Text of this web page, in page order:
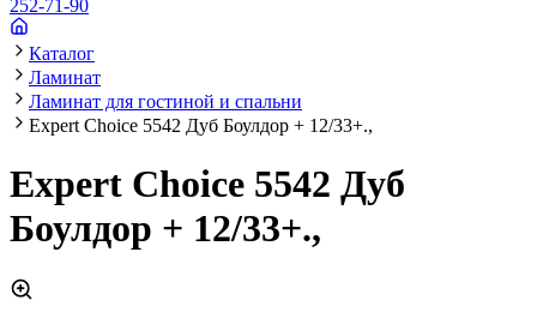
252-71-90
Каталог
Ламинат
Ламинат для гостиной и спальни
Expert Choice 5542 Дуб Боулдор + 12/33+.,
Expert Choice 5542 Дуб
Боулдор + 12/33+.,